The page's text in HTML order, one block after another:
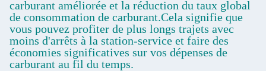
carburant améliorée et la réduction du taux global
de consommation de carburant.Cela signifie que
vous pouvez profiter de plus longs trajets avec
moins d'arrêts à la station-service et faire des
économies significatives sur vos dépenses de
carburant au fil du temps.